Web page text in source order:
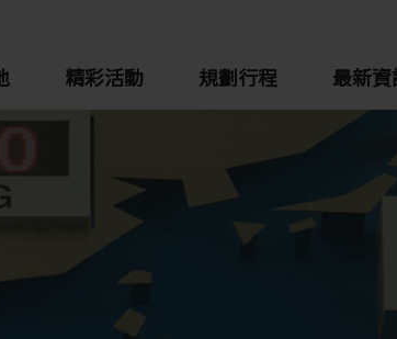
精彩活動 規劃行程 最新資